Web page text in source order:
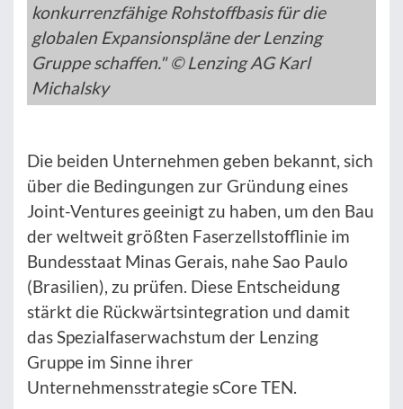
konkurrenzfähige Rohstoffbasis für die
globalen Expansionspläne der Lenzing
Gruppe schaffen." © Lenzing AG Karl
Michalsky
Die beiden Unternehmen geben bekannt, sich
über die Bedingungen zur Gründung eines
Joint-Ventures geeinigt zu haben, um den Bau
der weltweit größten Faserzellstofflinie im
Bundesstaat Minas Gerais, nahe Sao Paulo
(Brasilien), zu prüfen. Diese Entscheidung
stärkt die Rückwärtsintegration und damit
das Spezialfaserwachstum der Lenzing
Gruppe im Sinne ihrer
Unternehmensstrategie sCore TEN.